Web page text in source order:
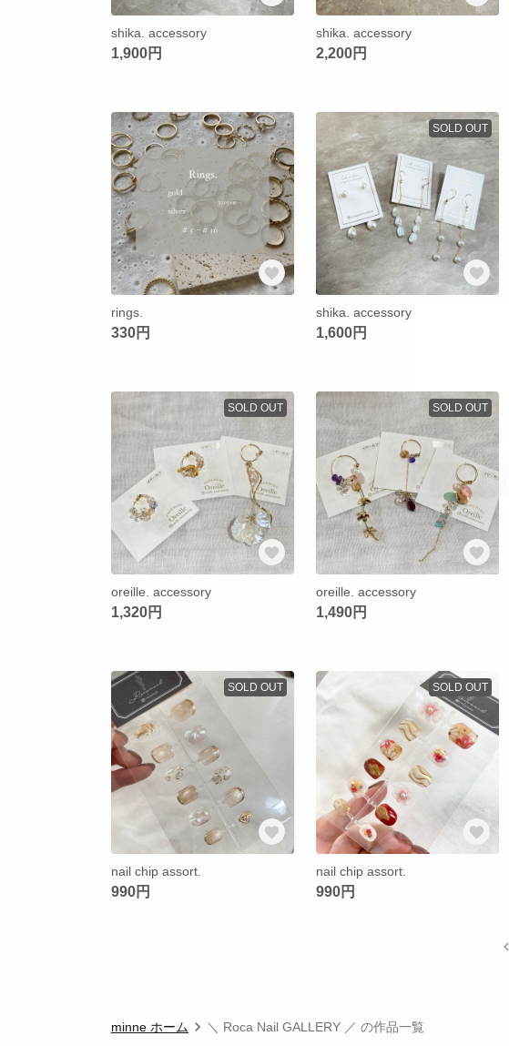
shika. accessory
1,900円
shika. accessory
2,200円
rings.
330円
SOLD OUT
shika. accessory
1,600円
SOLD OUT
oreille. accessory
1,320円
SOLD OUT
oreille. accessory
1,490円
SOLD OUT
nail chip assort.
990円
SOLD OUT
nail chip assort.
990円
minne ホーム ＼ Roca Nail GALLERY ／ の作品一覧